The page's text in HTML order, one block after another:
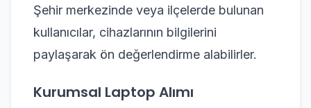
Şehir merkezinde veya ilçelerde bulunan
kullanıcılar, cihazlarının bilgilerini
paylaşarak ön değerlendirme alabilirler.
Kurumsal Laptop Alımı